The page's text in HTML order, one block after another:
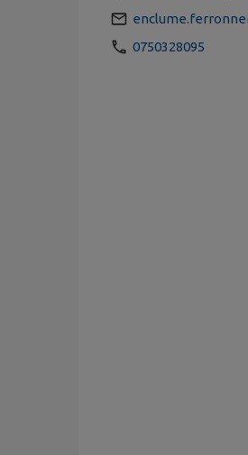
0750328095